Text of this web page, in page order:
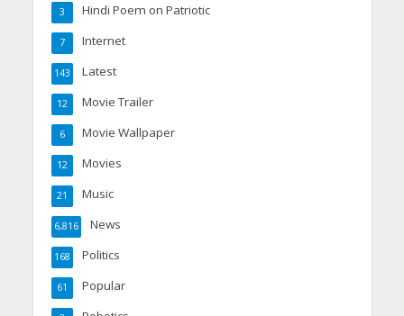
Hindi Poem on Patriotic
3
Internet
7
Latest
143
Movie Trailer
12
Movie Wallpaper
6
Movies
12
Music
21
News
6,816
Politics
168
Popular
61